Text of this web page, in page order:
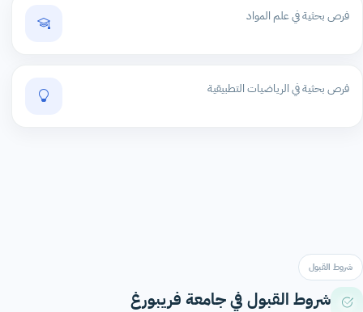
فرص بحثية في علم المواد
فرص بحثية في الرياضيات التطبيقية
شروط القبول
شروط القبول في جامعة فريبورغ